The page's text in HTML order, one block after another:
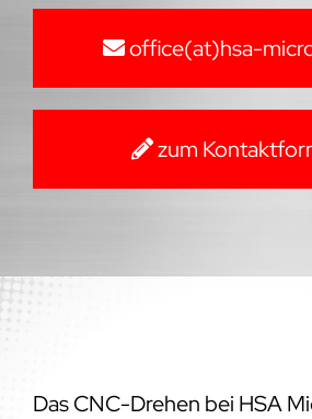
office(at)hsa-
zum
Das CNC-Drehen bei HSA